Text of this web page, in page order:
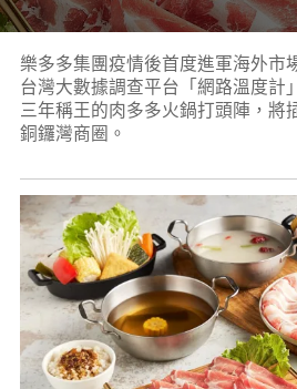
樂多多集團疫情後首度進軍海外市
台灣大數據調查平台「網路溫度計
三年稱王的肉多多火鍋打頭陣，將
銅鑼灣商圈。